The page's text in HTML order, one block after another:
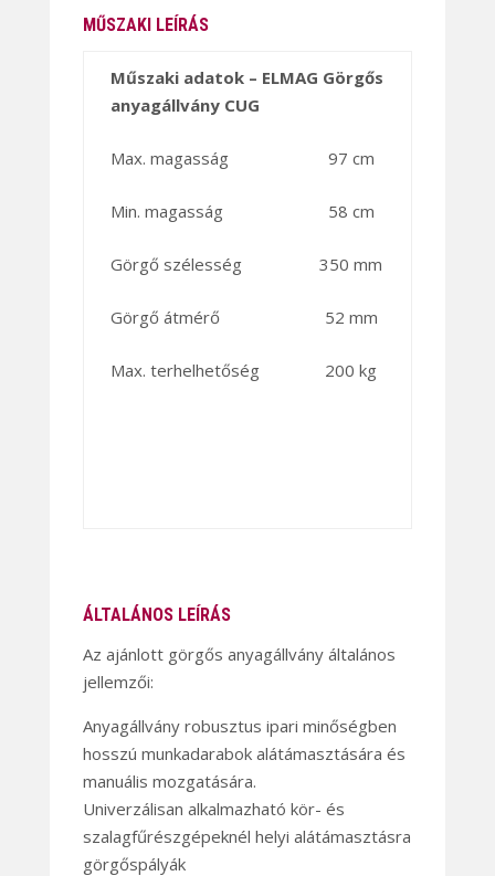
MŰSZAKI LEÍRÁS
Műszaki adatok – ELMAG Görgős
anyagállvány CUG
Max. magasság 97 cm
Min. magasság 58 cm
Görgő szélesség 350 mm
Görgő átmérő 52 mm
Max. terhelhetőség 200 kg
ÁLTALÁNOS LEÍRÁS
Az ajánlott görgős anyagállvány általános
jellemzői:
Anyagállvány robusztus ipari minőségben
hosszú munkadarabok alátámasztására és
manuális mozgatására.
Univerzálisan alkalmazható kör- és
szalagfűrészgépeknél helyi alátámasztásra
görgőspályák